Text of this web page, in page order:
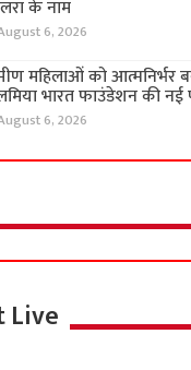
के नाम
6, 2026
महिलाओं को आत्मनिर्भर
भारत फाउंडेशन की
6, 2026
Live